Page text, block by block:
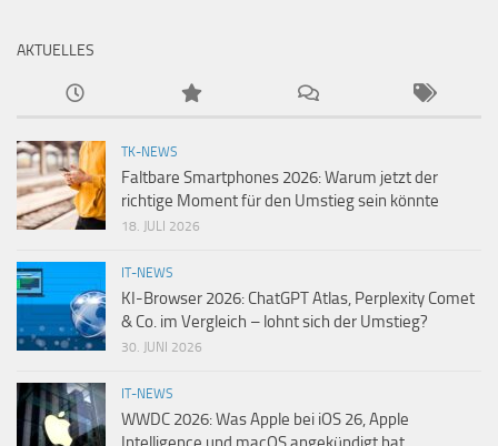
AKTUELLES
TK-NEWS
Faltbare Smartphones 2026: Warum jetzt der
richtige Moment für den Umstieg sein könnte
18. JULI 2026
IT-NEWS
KI-Browser 2026: ChatGPT Atlas, Perplexity Comet
& Co. im Vergleich – lohnt sich der Umstieg?
30. JUNI 2026
IT-NEWS
WWDC 2026: Was Apple bei iOS 26, Apple